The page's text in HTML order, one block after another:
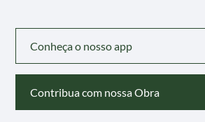
Conheça o nosso app
Contribua com nossa Obra